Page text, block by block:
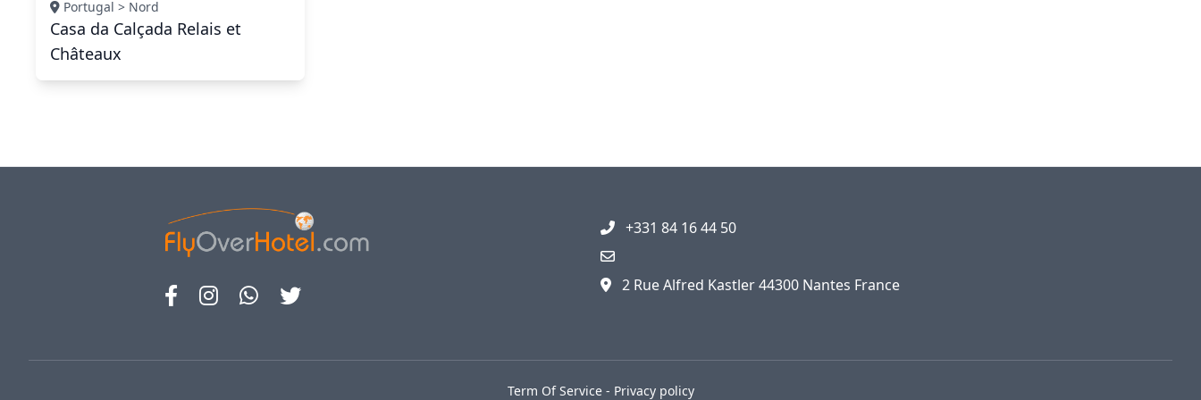
Portugal > Nord
Casa da Calçada Relais et
Châteaux
+331 84 16 44 50
2 Rue Alfred Kastler 44300 Nantes France
Term Of Service- Privacy policy